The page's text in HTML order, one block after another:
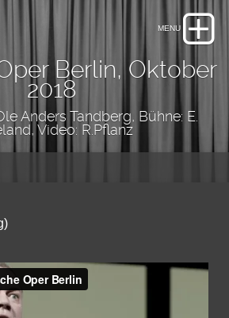
Berlin, Oktober
2018
Anders Tandberg, Bühne: E.
Video: R.Pflanz